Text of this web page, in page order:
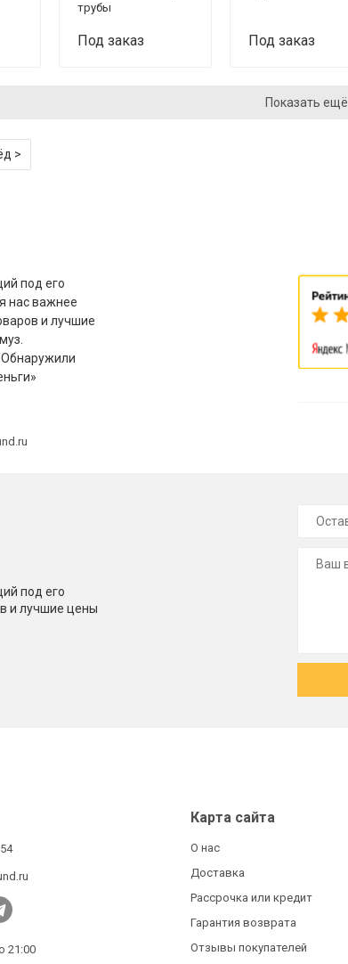
трубы
Под заказ Под заказ
Показать ещё
>
под его
нас важнее
и лучшие
Обнаружили
под его
и лучшие цены
21:00
Карта сайта
О нас
Доставка
Рассрочка или кредит
Гарантия возврата
Отзывы покупателей